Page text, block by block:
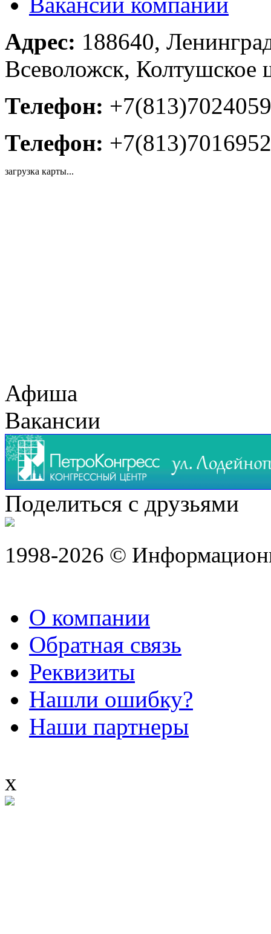
Адрес: 188640,
Всеволожск, Колтушское
Телефон: +7(813)7024059
Телефон: +7(813)7016952
загрузка карты...
Афиша
Вакансии
Поделиться с друзьями
1998-2026 ©
О компании
Обратная связь
Реквизиты
Нашли ошибку?
Наши партнеры
x